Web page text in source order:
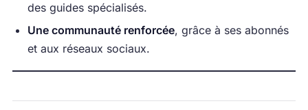
des guides spécialisés.
Une communauté renforcée, grâce à ses abonnés
et aux réseaux sociaux.